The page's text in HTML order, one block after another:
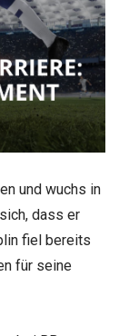
und wuchs in
dass er
fiel bereits
für seine